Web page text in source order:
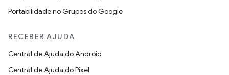
Portabilidade no Grupos do Google
RECEBER AJUDA
Central de Ajuda do Android
Central de Ajuda do Pixel